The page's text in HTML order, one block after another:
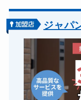
ジャパ